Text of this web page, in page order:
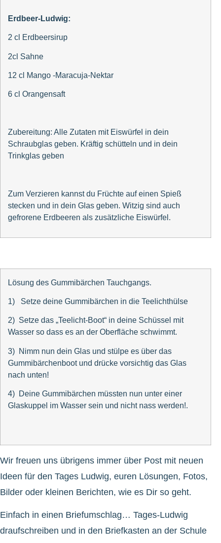
Erdbeer-Ludwig:
2 cl Erdbeersirup
2cl Sahne
12 cl Mango -Maracuja-Nektar
6 cl Orangensaft
Zubereitung: Alle Zutaten mit Eiswürfel in dein
Schraubglas geben. Kräftig schütteln und in dein
Trinkglas geben
Zum Verzieren kannst du Früchte auf einen Spieß
stecken und in dein Glas geben. Witzig sind auch
gefrorene Erdbeeren als zusätzliche Eiswürfel.
Lösung des Gummibärchen Tauchgangs.
1) Setze deine Gummibärchen in die Teelichthülse
2) Setze das „Teelicht-Boot“ in deine Schüssel mit
Wasser so dass es an der Oberfläche schwimmt.
3) Nimm nun dein Glas und stülpe es über das
Gummibärchenboot und drücke vorsichtig das Glas
nach unten!
4) Deine Gummibärchen müssten nun unter einer
Glaskuppel im Wasser sein und nicht nass werden!.
Wir freuen uns übrigens immer über Post mit neuen
Ideen für den Tages Ludwig, euren Lösungen, Fotos,
Bilder oder kleinen Berichten, wie es Dir so geht.
Einfach in einen Briefumschlag… Tages-Ludwig
draufschreiben und in den Briefkasten an der Schule